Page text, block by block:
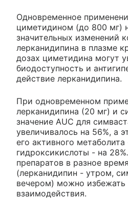
Одновременное
циметидином (до 800 мг)
значительных изменений
лерканидипина в плазме
дозах циметидина могут
биодоступность и
действие лерканидипина.
При одновременном
лерканидипина (20 мг) и
значение AUC для
увеличивалось на 56%, а
его активного
гидроксикислоты - на 28%.
препаратов в разное
(лерканидипин - утром,
вечером) можно избежать
взаимодействия.